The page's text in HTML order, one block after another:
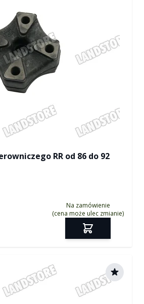
RR od 86 do 92
Na zamówienie
(cena może ulec zmianie)